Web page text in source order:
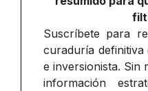
Suscríbete para
curaduría definitiva
e inversionista. Sin
información